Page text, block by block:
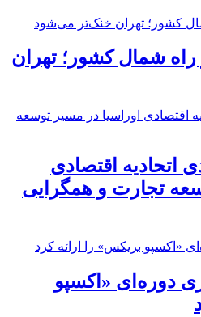
راه شمال کشور؛ تهران
اتحادیه اقتصادی
تجارت و همگرایی
دوره‌ای «اکسپو